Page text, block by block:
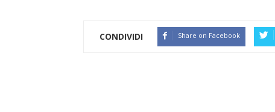
CONDIVIDI Share on Facebook